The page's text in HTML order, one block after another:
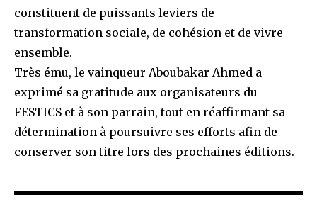
constituent de puissants leviers de
transformation sociale, de cohésion et de vivre-
ensemble.
Très ému, le vainqueur Aboubakar Ahmed a
exprimé sa gratitude aux organisateurs du
FESTICS et à son parrain, tout en réaffirmant sa
détermination à poursuivre ses efforts afin de
conserver son titre lors des prochaines éditions.